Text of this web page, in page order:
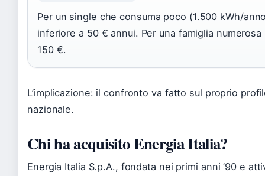
Per un single che consuma poco (1.500 kWh/
inferiore a 50 € annui. Per una famiglia
150 €.
L’implicazione: il confronto va fatto sul proprio
nazionale.
Chi ha acquisito Energia Italia?
Energia Italia S.p.A., fondata nei primi anni ’90 e